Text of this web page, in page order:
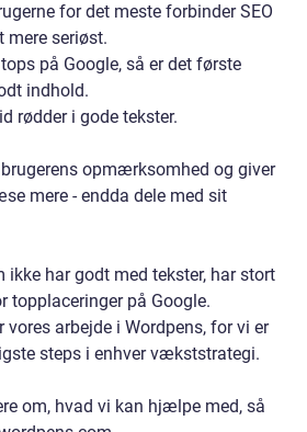
for det meste forbinder SEO
mere seriøst.
på Google, så er det første
indhold.
rødder i gode tekster.
opmærksomhed og giver
mere - endda dele med sit
ikke har godt med tekster, har stort
topplaceringer på Google.
vores arbejde i Wordpens, for vi er
steps i enhver vækststrategi.
om, hvad vi kan hjælpe med, så